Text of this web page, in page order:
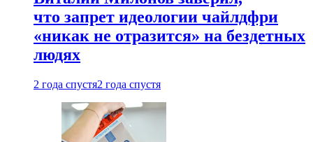
что запрет идеологии чайлдфри
«никак не отразится» на бездетных
людях
2 года спустя2 года спустя